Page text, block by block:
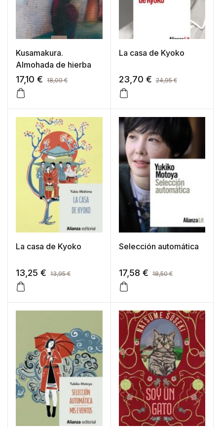
Kusamakura.
Almohada de hierba
17,10 € 18,00€
La casa de Kyoko
23,70 € 24,95€
La casa de Kyoko
13,25 € 13,95€
Selección automática
17,58 € 18,50€